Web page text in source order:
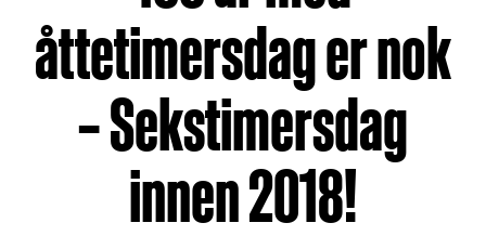
åttetimersdag er nok
– Sekstimersdag
innen 2018!